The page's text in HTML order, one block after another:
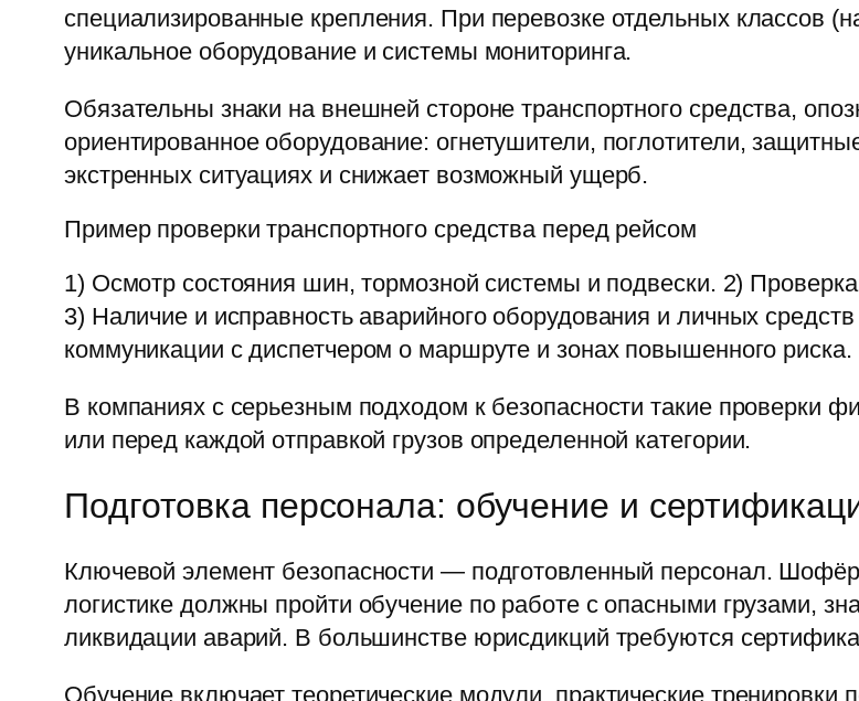
специализированные крепления. При перевозке отдельных классов
уникальное оборудование и системы мониторинга.
Обязательны знаки на внешней стороне транспортного средства,
ориентированное оборудование: огнетушители, поглотители,
экстренных ситуациях и снижает возможный ущерб.
Пример проверки транспортного средства перед рейсом
1) Осмотр состояния шин, тормозной системы и подвески. 2)
3) Наличие и исправность аварийного оборудования и личных
коммуникации с диспетчером о маршруте и зонах повышенного риска.
В компаниях с серьезным подходом к безопасности такие проверки
или перед каждой отправкой грузов определенной категории.
Подготовка персонала: обучение и
Ключевой элемент безопасности — подготовленный персонал.
логистике должны пройти обучение по работе с опасными грузами,
ликвидации аварий. В большинстве юрисдикций требуются
Обучение включает теоретические модули, практические